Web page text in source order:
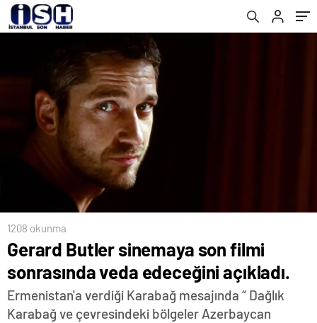
1208 okunma
Gerard Butler sinemaya son filmi
sonrasında veda edeceğini açıkladı.
Ermenistan'a verdiği Karabağ mesajında “ Dağlık
Karabağ ve çevresindeki bölgeler Azerbaycan